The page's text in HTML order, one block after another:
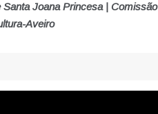
Santa Joana Princesa | Comissão
Aveiro